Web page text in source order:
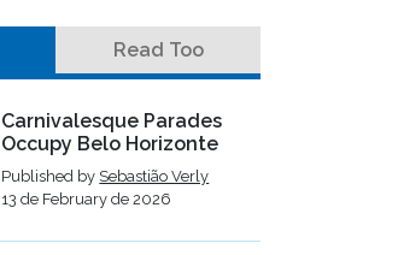
Read Too
Carnivalesque Parades
Occupy Belo Horizonte
Published by Sebastião Verly
13 de February de 2026